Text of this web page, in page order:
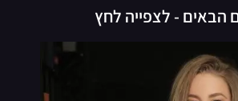
הבאים - לצפייה לחץ